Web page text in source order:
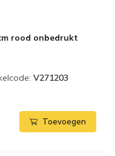
rood onbedrukt
V271203
Toevoegen